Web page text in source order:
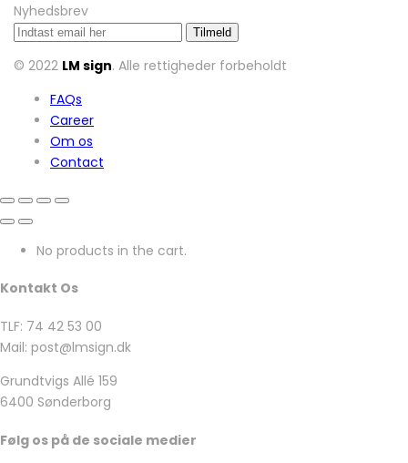
Nyhedsbrev
© 2022 LM sign. Alle rettigheder forbeholdt
FAQs
Career
Om os
Contact
No products in the cart.
Kontakt Os
TLF: 74 42 53 00
Mail: post@lmsign.dk
Grundtvigs Allé 159
6400 Sønderborg
Følg os på de sociale medier